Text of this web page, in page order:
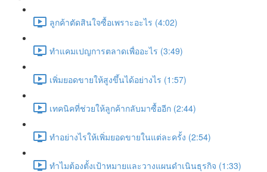
ลูกค้าตัดสินใจซื้อเพราะอะไร (4:02)
ทำแคมเปญการตลาดเพื่ออะไร (3:49)
เพิ่มยอดขายให้สูงขึ้นได้อย่างไร (1:57)
เทคนิคที่ช่วยให้ลูกค้ากลับมาซื้ออีก (2:44)
ทำอย่างไรให้เพิ่มยอดขายในแต่ละครั้ง (2:54)
ทำไมต้องตั้งเป้าหมายและวางแผนดำเนินธุรกิจ (1:33)